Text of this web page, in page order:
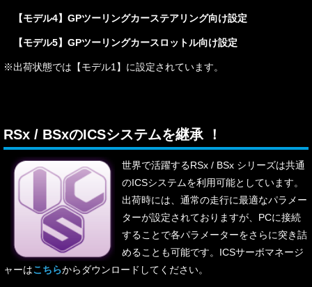
【モデル4】GPツーリングカーステアリング向け設定
【モデル5】GPツーリングカースロットル向け設定
※出荷状態では【モデル1】に設定されています。
RSx / BSxのICSシステムを継承 ！
世界で活躍するRSx / BSx シリーズは共通
のICSシステムを利用可能としています。
出荷時には、通常の走行に最適なパラメー
ターが設定されておりますが、PCに接続
することで各パラメーターをさらに突き詰
めることも可能です。ICSサーボマネージ
ャーはこちらからダウンロードしてください。